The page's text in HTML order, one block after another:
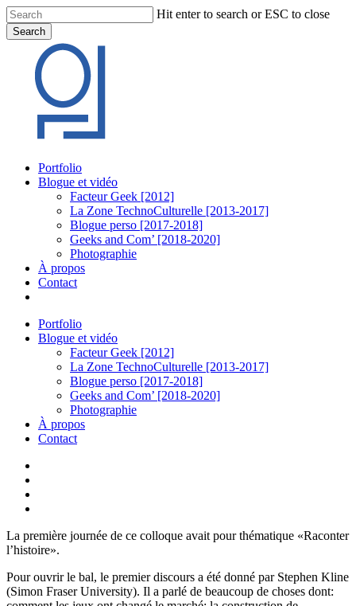
Skip
to
main
content
Hit enter to search or ESC to close
Search
Search
Menu
Portfolio
Blogue et vidéo
Facteur Geek [2012]
La Zone TechnoCulturelle [2013-2017]
Blogue perso [2017-2018]
Geeks and Com’ [2018-2020]
Photographie
À propos
Contact
Portfolio
Blogue et vidéo
Facteur Geek [2012]
La Zone TechnoCulturelle [2013-2017]
Blogue perso [2017-2018]
Geeks and Com’ [2018-2020]
Photographie
À propos
Contact
La première journée de ce colloque avait pour thématique «Raconter
l’histoire».
Pour ouvrir le bal, le premier discours a été donné par Stephen Kline
(Simon Fraser University). Il a parlé de beaucoup de choses dont: